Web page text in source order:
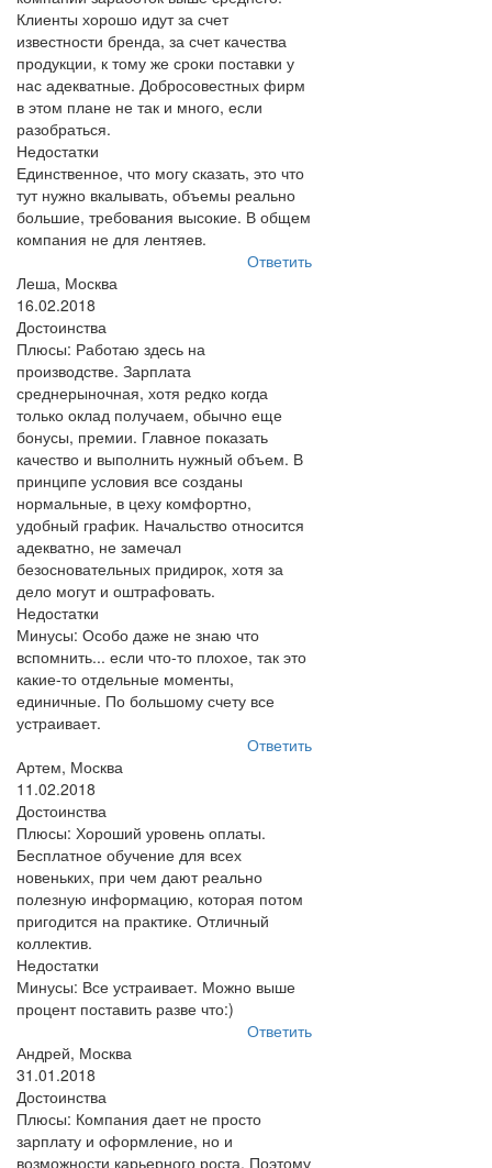
Клиенты хорошо идут за счет
известности бренда, за счет качества
продукции, к тому же сроки поставки у
нас адекватные. Добросовестных фирм
в этом плане не так и много, если
разобраться.
Недостатки
Единственное, что могу сказать, это что
тут нужно вкалывать, объемы реально
большие, требования высокие. В общем
компания не для лентяев.
Ответить
Леша, Москва
16.02.2018
Достоинства
Плюсы: Работаю здесь на
производстве. Зарплата
среднерыночная, хотя редко когда
только оклад получаем, обычно еще
бонусы, премии. Главное показать
качество и выполнить нужный объем. В
принципе условия все созданы
нормальные, в цеху комфортно,
удобный график. Начальство относится
адекватно, не замечал
безосновательных придирок, хотя за
дело могут и оштрафовать.
Недостатки
Минусы: Особо даже не знаю что
вспомнить... если что-то плохое, так это
какие-то отдельные моменты,
единичные. По большому счету все
устраивает.
Ответить
Артем, Москва
11.02.2018
Достоинства
Плюсы: Хороший уровень оплаты.
Бесплатное обучение для всех
новеньких, при чем дают реально
полезную информацию, которая потом
пригодится на практике. Отличный
коллектив.
Недостатки
Минусы: Все устраивает. Можно выше
процент поставить разве что:)
Ответить
Андрей, Москва
31.01.2018
Достоинства
Плюсы: Компания дает не просто
зарплату и оформление, но и
возможности карьерного роста. Поэтому